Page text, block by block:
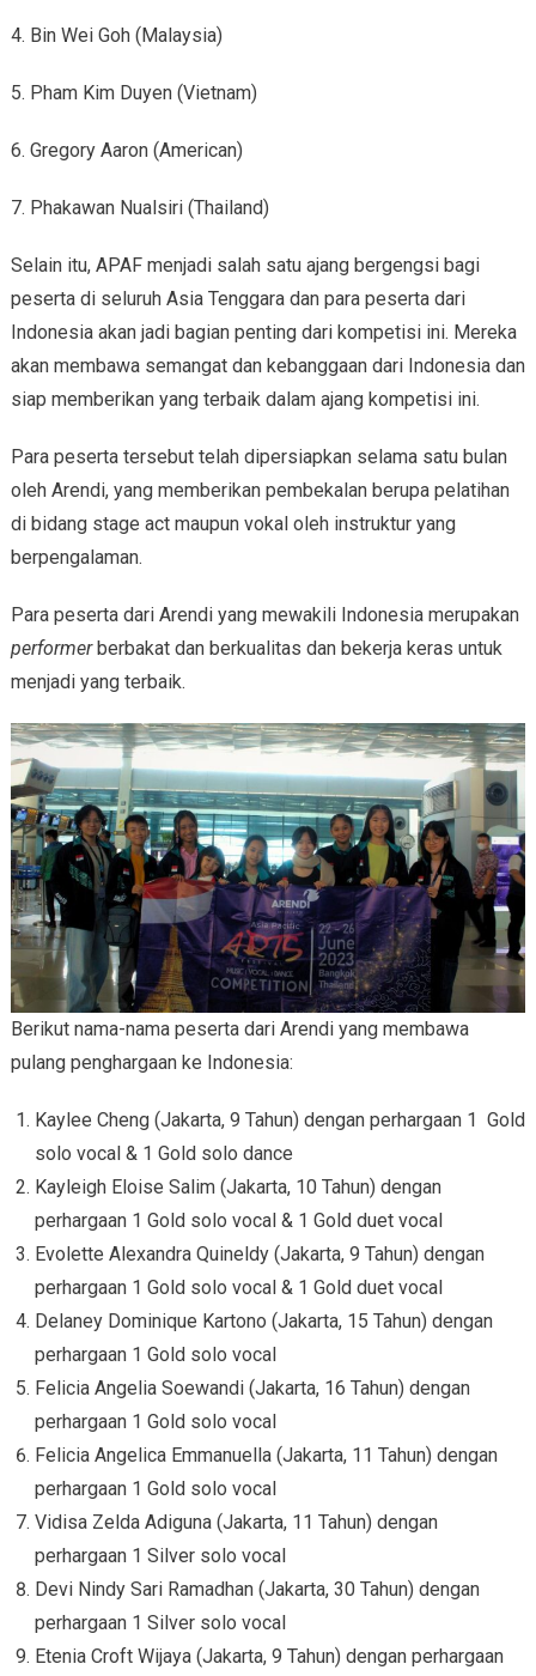
4. Bin Wei Goh (Malaysia)
5. Pham Kim Duyen (Vietnam)
6. Gregory Aaron (American)
7. Phakawan Nualsiri (Thailand)
Selain itu, APAF menjadi salah satu ajang bergengsi bagi
peserta di seluruh Asia Tenggara dan para peserta dari
Indonesia akan jadi bagian penting dari kompetisi ini. Mereka
akan membawa semangat dan kebanggaan dari Indonesia dan
siap memberikan yang terbaik dalam ajang kompetisi ini.
Para peserta tersebut telah dipersiapkan selama satu bulan
oleh Arendi, yang memberikan pembekalan berupa pelatihan
di bidang stage act maupun vokal oleh instruktur yang
berpengalaman.
Para peserta dari Arendi yang mewakili Indonesia merupakan
performerberbakat dan berkualitas dan bekerja keras untuk
menjadi yang terbaik.
Berikut nama-nama peserta dari Arendi yang membawa
pulang penghargaan ke Indonesia:
Kaylee Cheng (Jakarta, 9 Tahun) dengan perhargaan 1 Gold
solo vocal & 1 Gold solo dance
Kayleigh Eloise Salim (Jakarta, 10 Tahun) dengan
perhargaan 1 Gold solo vocal & 1 Gold duet vocal
Evolette Alexandra Quineldy (Jakarta, 9 Tahun) dengan
perhargaan 1 Gold solo vocal & 1 Gold duet vocal
Delaney Dominique Kartono (Jakarta, 15 Tahun) dengan
perhargaan 1 Gold solo vocal
Felicia Angelia Soewandi (Jakarta, 16 Tahun) dengan
perhargaan 1 Gold solo vocal
Felicia Angelica Emmanuella (Jakarta, 11 Tahun) dengan
perhargaan 1 Gold solo vocal
Vidisa Zelda Adiguna (Jakarta, 11 Tahun) dengan
perhargaan 1 Silver solo vocal
Devi Nindy Sari Ramadhan (Jakarta, 30 Tahun) dengan
perhargaan 1 Silver solo vocal
Etenia Croft Wijaya (Jakarta, 9 Tahun) dengan perhargaan